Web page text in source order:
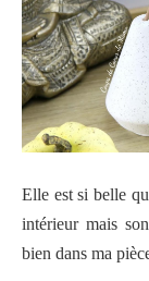
Elle est si belle
intérieur mais
bien dans ma